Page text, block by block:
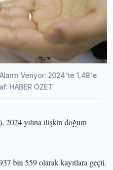
Veriyor: 2024'te 1,48'e
HABER ÖZET
yılına ilişkin doğum
bin 559 olarak kayıtlara geçti.